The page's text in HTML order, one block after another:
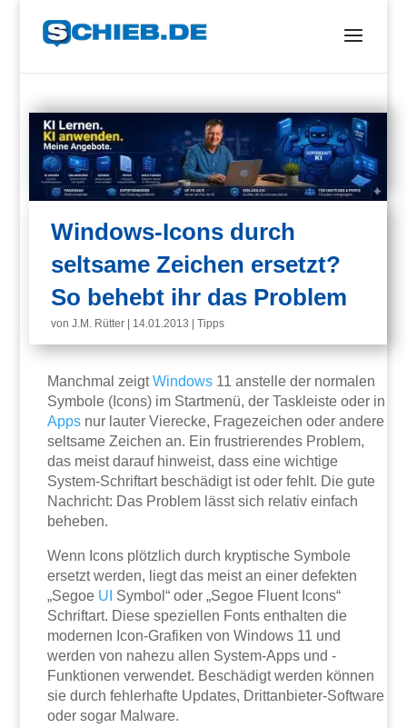
Windows-Icons durch
seltsame Zeichen ersetzt?
So behebt ihr das Problem
vonJ.M. Rütter 14.01.2013 |Tipps
Manchmal zeigtWindows 11 anstelle der normalen
Symbole (Icons) im Startmenü, der Taskleiste oder in
Apps nur lauter Vierecke, Fragezeichen oder andere
seltsame Zeichen an. Ein frustrierendes Problem,
das meist darauf hinweist, dass eine wichtige
System-Schriftart beschädigt ist oder fehlt. Die gute
Nachricht: Das Problem lässt sich relativ einfach
beheben.
Wenn Icons plötzlich durch kryptische Symbole
ersetzt werden, liegt das meist an einer defekten
„Segoe UI Symbol“ oder „Segoe Fluent Icons“
Schriftart. Diese speziellen Fonts enthalten die
modernen Icon-Grafiken von Windows 11 und
werden von nahezu allen System-Apps und -
Funktionen verwendet. Beschädigt werden können
sie durch fehlerhafte Updates, Drittanbieter-Software
oder sogar Malware.